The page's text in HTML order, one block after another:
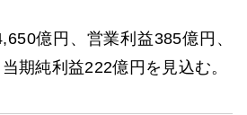
億円、営業利益385億円、
期純利益222億円を見込む。